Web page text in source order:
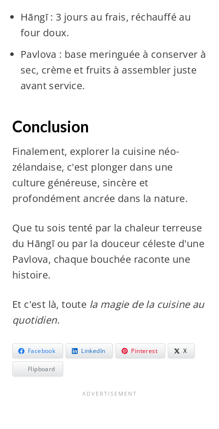
Hāngī : 3 jours au frais, réchauffé au
four doux.
Pavlova : base meringuée à conserver à
sec, crème et fruits à assembler juste
avant service.
Conclusion
Finalement, explorer la cuisine néo-
zélandaise, c'est plonger dans une
culture généreuse, sincère et
profondément ancrée dans la nature.
Que tu sois tenté par la chaleur terreuse
du Hāngī ou par la douceur céleste d'une
Pavlova, chaque bouchée raconte une
histoire.
Et c'est là, toute la magie de la cuisine au
quotidien.
Facebook LinkedIn Pinterest X
Flipboard